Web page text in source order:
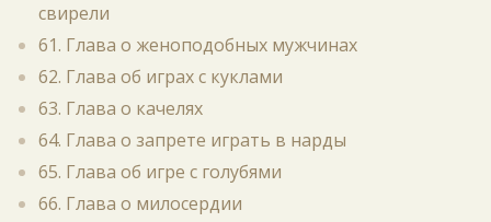
свирели
61. Глава о женоподобных мужчинах
62. Глава об играх с куклами
63. Глава о качелях
64. Глава о запрете играть в нарды
65. Глава об игре с голубями
66. Глава о милосердии